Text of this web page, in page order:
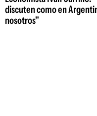
discuten como en
nosotros"